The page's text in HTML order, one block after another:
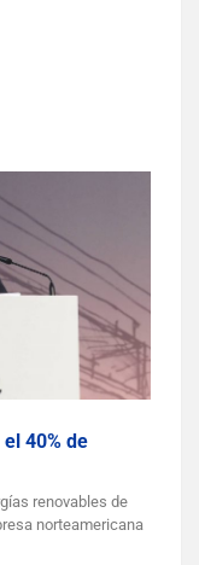
40% de
renovables de
norteamericana